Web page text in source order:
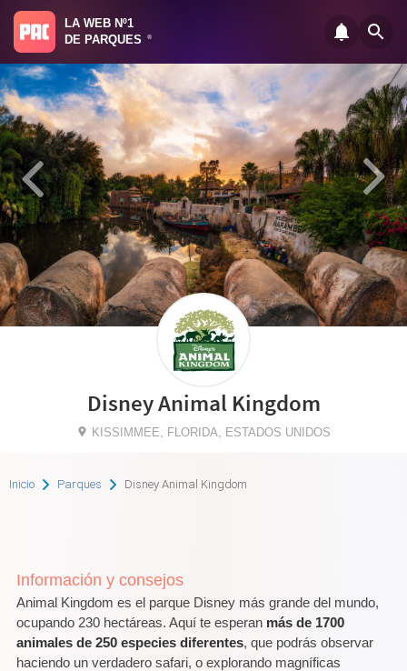
LA WEB Nº1
DE PARQUES
®
Disney Animal Kingdom
KISSIMMEE, FLORIDA, ESTADOS UNIDOS
Inicio Parques Disney Animal Kingdom
Información y consejos
Animal Kingdom es el parque Disney más grande del mundo,
ocupando 230 hectáreas. Aquí te esperan más de 1700
animales de 250 especies diferentes, que podrás observar
haciendo un verdadero safari, o explorando magníficas